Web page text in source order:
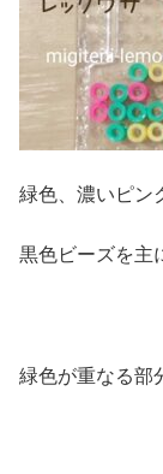
緑色、濃いピン
黒色ビーズを主
緑色が重なる部